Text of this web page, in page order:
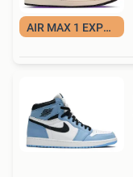
AIR MAX 1 EXPERT